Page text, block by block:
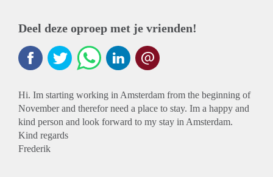
Deel deze oproep met je vrienden!
Hi. Im starting working in Amsterdam from the beginning of
November and therefor need a place to stay. Im a happy and
kind person and look forward to my stay in Amsterdam.
Kind regards
Frederik